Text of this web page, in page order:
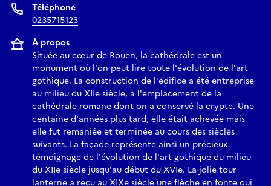
Téléphone
0235715123
À propos
Située au cœur de Rouen, la cathédrale est un
monument où l'on peut lire toute l'évolution de l'art
gothique. La construction de l'édifice a été entreprise
au milieu du XIIe siècle, à l'emplacement de la
cathédrale romane dont on a conservé la crypte. Une
centaine d'années plus tard, elle était achevée mais
elle fut remaniée et terminée au cours des siècles
suivants. La façade représente ainsi un précieux
témoignage de l'évolution de l'art gothique du milieu
du XIIe siècle jusqu'au début du XVIe. La jolie tour
lanterne a reçu au XIXe siècle une flèche en fonte qui